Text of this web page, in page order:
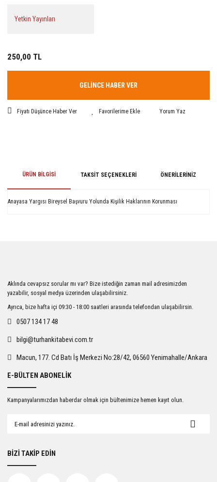
Yetkin Yayınları
250,00 TL
GELİNCE HABER VER
Fiyatı Düşünce Haber Ver Yorum Yaz
ÜRÜN BILGISI TAKSIT SEÇENEKLERI ÖNERILERINIZ
Anayasa Yargısı Bireysel Başvuru Yolunda Kişilik Haklarının Korunması
Ürün açıklamasında eksik bilgiler bulunuyor.
Ürün bilgilerinde hatalar bulunuyor.
Ürün fiyatı diğer sitelerden daha pahalı.
Gönder
Aklında cevapsız sorular mı var? Bize istediğin zaman mail adresimizden
yazabilir, sosyal medya üzerinden ulaşabilirsiniz.
Ayrıca, bize hafta içi 09:30 - 18:00 saatleri arasında telefondan ulaşabilirsin.
0507 134 17 48
bilgi@turhankitabevi.com.tr
Macun, 177. Cd Batı İş Merkezi No:28/42, 06560 Yenimahalle/Ankara
E-BÜLTEN ABONELİK
Kampanyalarımızdan haberdar olmak için bültenimize hemen kayıt olun.
BİZİ TAKİP EDİN